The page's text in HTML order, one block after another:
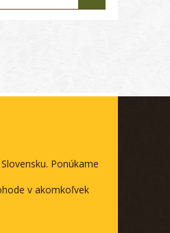
Ponúkame
v akomkoľvek